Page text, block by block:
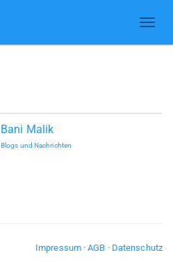
Bani Malik
Blogs und Nachrichten
Impressum·AGB · Datenschutz